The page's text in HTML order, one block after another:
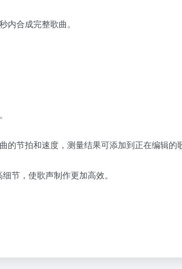
内合成完整歌曲。
的节拍和速度，测量结果可添加到正在编辑的
节，使歌声制作更加高效。